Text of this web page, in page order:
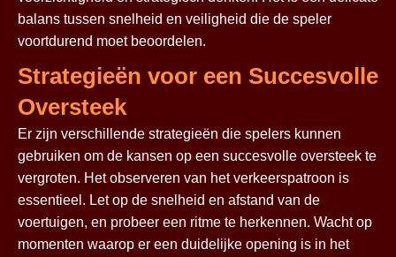
balans tussen snelheid en veiligheid die de speler
voortdurend moet beoordelen.
Strategieën voor een Succesvolle
Oversteek
Er zijn verschillende strategieën die spelers kunnen
gebruiken om de kansen op een succesvolle oversteek te
vergroten. Het observeren van het verkeerspatroon is
essentieel. Let op de snelheid en afstand van de
voertuigen, en probeer een ritme te herkennen. Wacht op
momenten waarop er een duidelijke opening is in het